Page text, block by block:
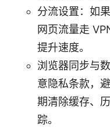
分流设置：如
网页流量走
提升速度。
浏览器同步与
意隐私条款，
期清除缓存、
踪。